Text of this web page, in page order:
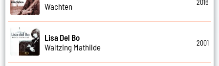
Wachten
2016
Lisa Del Bo
Waltzing Mathilde
2001